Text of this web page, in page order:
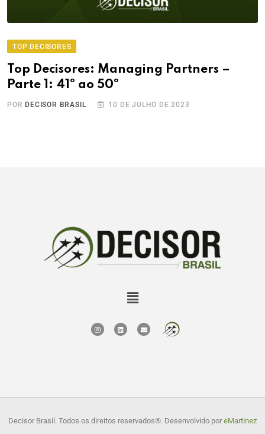
TOP DECISORES
Top Decisores: Managing Partners –
Parte 1: 41º ao 50º
POR DECISOR BRASIL 10 DE JULHO DE 2023
Decisor Brasil. Todos os direitos reservados®. Desenvolvido por eMartinez